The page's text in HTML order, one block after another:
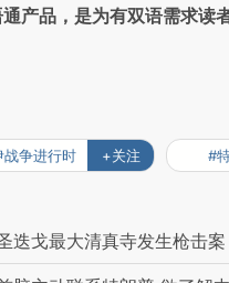
产品，是为有双语需求读
战争进行时 +关注 #
迭戈最大清真寺发生枪击